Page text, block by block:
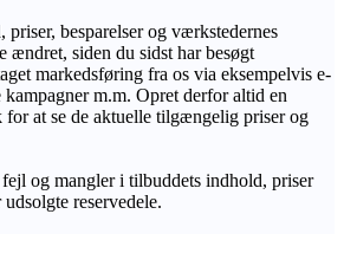
besparelser og værkstedernes
siden du sidst har besøgt
markedsføring fra os via eksempelvis e-
m.m. Opret derfor altid en
for at se de aktuelle tilgængelig priser og
og mangler i tilbuddets indhold, priser
reservedele.